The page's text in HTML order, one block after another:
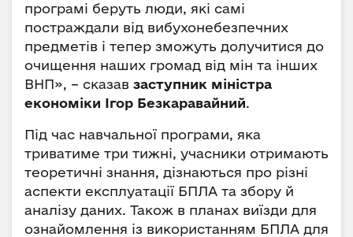
програмі беруть люди, які самі
постраждали від вибухонебезпечних
предметів і тепер зможуть долучитися до
очищення наших громад від мін та інших
ВНП», – сказав заступник міністра
економіки Ігор Безкаравайний.
Під час навчальної програми, яка
триватиме три тижні, учасники отримають
теоретичні знання, дізнаються про різні
аспекти експлуатації БПЛА та збору й
аналізу даних. Також в планах виїзди для
ознайомлення із використанням БПЛА для